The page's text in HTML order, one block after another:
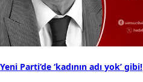
Yeni Parti’de ‘kadının adı yok’ gibi!